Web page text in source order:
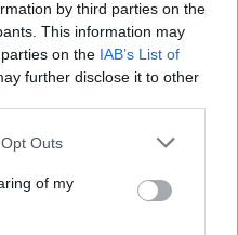
by third parties on the
This information may
on the IAB’s List of
further disclose it to other
Outs
of my
για τις δύο ημέρες